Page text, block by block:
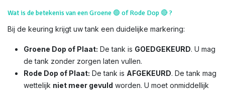
Wat is de betekenis van een Groene 🟢 of Rode Dop🔴?
Bij de keuring krijgt uw tank een duidelijke markering:
Groene Dop of Plaat: De tank is GOEDGEKEURD. U mag
de tank zonder zorgen laten vullen.
Rode Dop of Plaat: De tank is AFGEKEURD. De tank mag
wettelijk niet meer gevuld worden. U moet onmiddellijk